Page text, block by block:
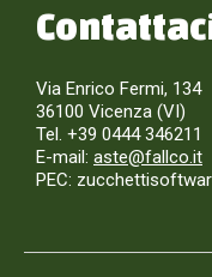
Via Enrico Fermi, 134
36100 Vicenza (VI)
Tel. +39 0444 346211
E-mail: aste@fallco.it
PEC: